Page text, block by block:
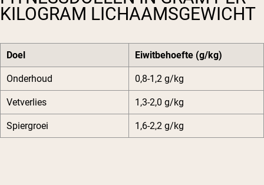
KILOGRAM LICHAAMSGEWICHT
Doel Eiwitbehoefte (g/kg)
Onderhoud 0,8-1,2 g/kg
Vetverlies 1,3-2,0 g/kg
Spiergroei 1,6-2,2 g/kg